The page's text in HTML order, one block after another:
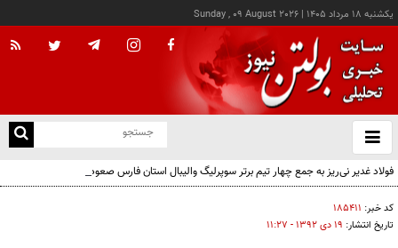
يکشنبه ۱۸ مرداد ۱۴۰۵ |
Sunday , 09 August 2026
باز
و
فولاد غدیر نی‌ریز به جمع چهار تیم برتر سوپرلیگ والیبال استان فارس صعود کرد
کد خبر: ۱۸۵۴۱۱
تاریخ انتشار: ۱۹ دی ۱۳۹۲ - ۱۱:۲۷